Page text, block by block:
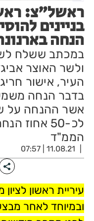
ראשל"צ:
בניינים
הנחה
במכתב ששלח
ולשר האוצר
בדבר הנחה
אשר ההנחה על
לכ-50
הממ"ד
11.08.21 | 07:57
עיריית ראשון
ובמיוחד לאחר